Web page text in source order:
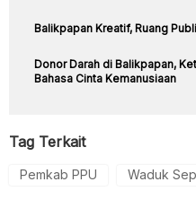
Balikpapan Kreatif, Ruang
Donor Darah di Balikpapan,
Bahasa Cinta Kemanusiaan
Tag Terkait
Pemkab PPU Waduk